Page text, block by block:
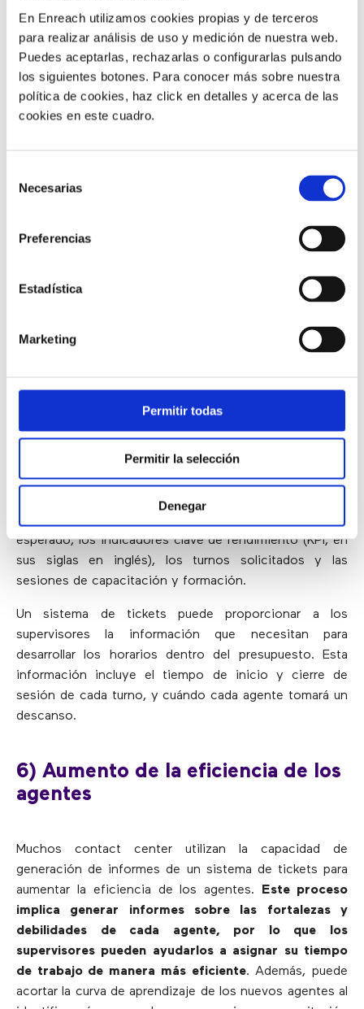
En Enreach utilizamos cookies propias y de terceros
para realizar análisis de uso y medición de nuestra web.
Puedes aceptarlas, rechazarlas o configurarlas pulsando
los siguientes botones. Para conocer más sobre nuestra
política de cookies, haz click en detalles y acerca de las
cookies en este cuadro.
Necesarias
Preferencias
Estadística
Marketing
Permitir todas
Permitir la selección
Denegar
electrónico, chat, autoservicio e incluso SMS, y
esperan una experiencia perfecta en todos ellos.
Cuando los usuarios llaman a los centros de atención
al cliente de las compañías, esperan que los agentes
sepan quiénes son y por qué están llamando.
Un sistema de tickets facilita la mejora de la
modo, los agentes podrían contestar una llamada
telefónica con la pregunta: “¿Llama por el correo
electrónico que envió esta mañana?”, o responder a un
chat con “¿Sería más fácil hablarlo por teléfono?”.
generalmente no más de diez. Sin embargo,
software es necesario para la programación a
medida que el número de agentes aumenta
encima de este número. La razón principal por la que la
programación es compleja es porque depende de
esperado, los indicadores clave de rendimiento (KPI, en
sus siglas en inglés), los turnos solicitados y las
sesiones de capacitación y formación.
Un sistema de tickets puede proporcionar a los
supervisores la información que necesitan para
desarrollar los horarios dentro del presupuesto. Esta
información incluye el tiempo de inicio y cierre de
sesión de cada turno, y cuándo cada agente tomará un
descanso.
6) Aumento de la eficiencia de los
agentes
Muchos contact center utilizan la capacidad de
generación de informes de un sistema de tickets para
aumentar la eficiencia de los agentes. Este proceso
implica generar informes sobre las fortalezas y
debilidades de cada agente, por lo que los
supervisores pueden ayudarlos a asignar su tiempo
de trabajo de manera más eficiente. Además, puede
acortar la curva de aprendizaje de los nuevos agentes al